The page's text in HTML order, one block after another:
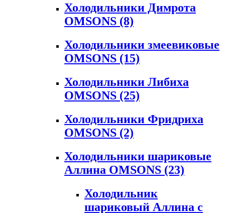
Холодильники Димрота
OMSONS (8)
Холодильники змеевиковые
OMSONS (15)
Холодильники Либиха
OMSONS (25)
Холодильники Фридриха
OMSONS (2)
Холодильники шариковые
Аллина OMSONS (23)
Холодильник
шариковый Аллина с